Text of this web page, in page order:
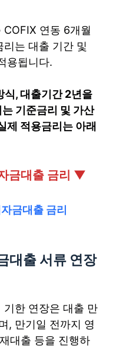
연동 6개월
는 대출 기간 및
용됩니다.
식, 대출기간 2년을
기준금리 및 가산
제 적용금리는 아래
금대출 금리 ▼
금대출 금리
대출 서류 연장
기한 연장은 대출 만
, 만기일 전까지 영
대출 등을 진행하